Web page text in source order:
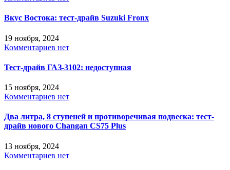
Вкус Востока: тест-драйв Suzuki Fronx
19 ноября, 2024
Комментариев нет
Тест-драйв ГАЗ-3102: недоступная
15 ноября, 2024
Комментариев нет
Два литра, 8 ступеней и противоречивая подвеска: тест-
драйв нового Changan CS75 Plus
13 ноября, 2024
Комментариев нет